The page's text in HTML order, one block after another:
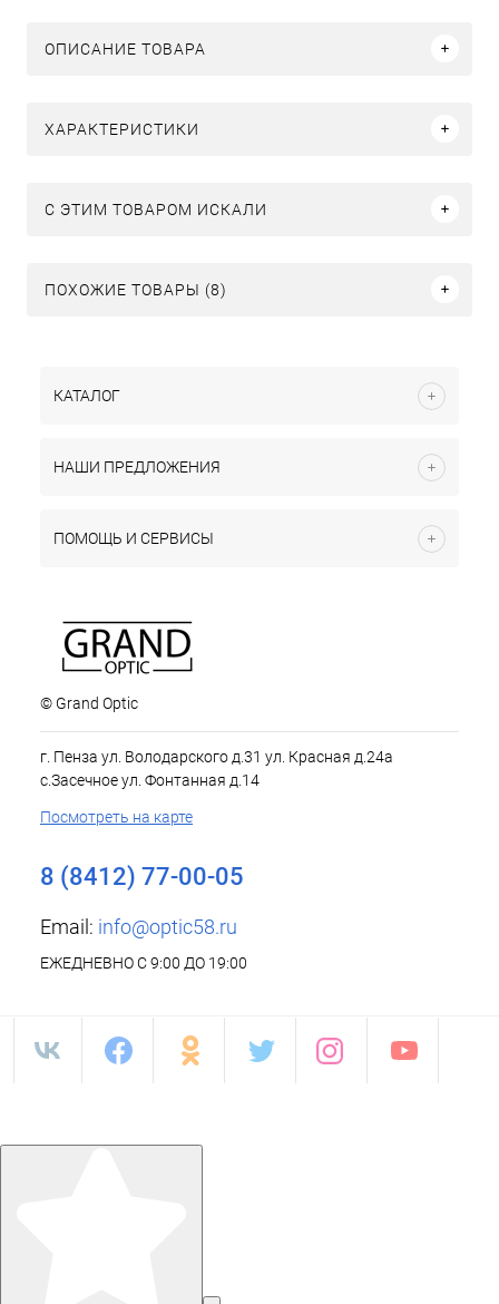
ОПИСАНИЕ ТОВАРА
ХАРАКТЕРИСТИКИ
C ЭТИМ ТОВАРОМ ИСКАЛИ
ПОХОЖИЕ ТОВАРЫ (8)
КАТАЛОГ
НАШИ ПРЕДЛОЖЕНИЯ
ПОМОЩЬ И СЕРВИСЫ
© Grand Optic
г. Пенза ул. Володарского д.31 ул. Красная д.24а
с.Засечное ул. Фонтанная д.14
Посмотреть на карте
8 (8412) 77-00-05
Email: info@optic58.ru
ЕЖЕДНЕВНО С 9:00 ДО 19:00